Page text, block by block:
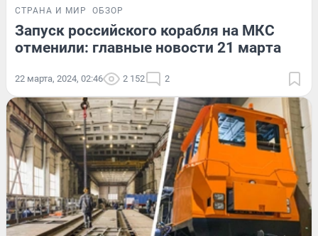
СТРАНА И МИР ОБЗОР
Запуск российского корабля на МКС
отменили: главные новости 21 марта
22 марта, 2024, 02:46 2 152 2